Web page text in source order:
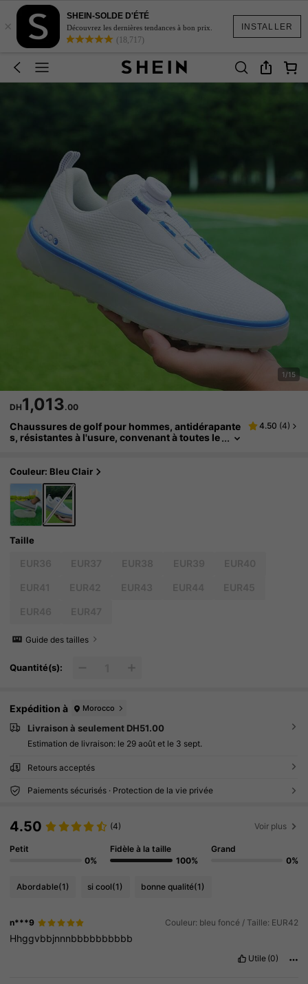
INSTALLER
×
SHEIN-SOLDE D'ÉTÉ
Découvrez les dernières tendances à bon prix.
(18,717)
1/15
DH1,013.00
Chaussures de golf pour hommes, antidérapante
s, résistantes à l'usure, convenant à toutes le
eure en caoutchouc antidérapante, doublure con
fortable, swing libre, profitez des sports, plusieu
rs couleurs, populaires dans le monde entier
4.50 (4)
Couleur: Bleu Clair
Taille
Guide des tailles
Quantité(s):
Expédition à Morocco
Livraison à seulement DH51.00
Estimation de livraison: le 29 août et le 3 sept.
Retours acceptés
Paiements sécurisés · Protection de la vie privée
4.50 (4) Voir plus
Petit
0%
Fidèle à la taille
100%
Grand
0%
Abordable(1) si cool(1) bonne qualité(1)
n***9 Couleur: bleu foncé / Taille: EUR42
Hhggvbbjnnnbbbbbbbbbb
Utile (0)